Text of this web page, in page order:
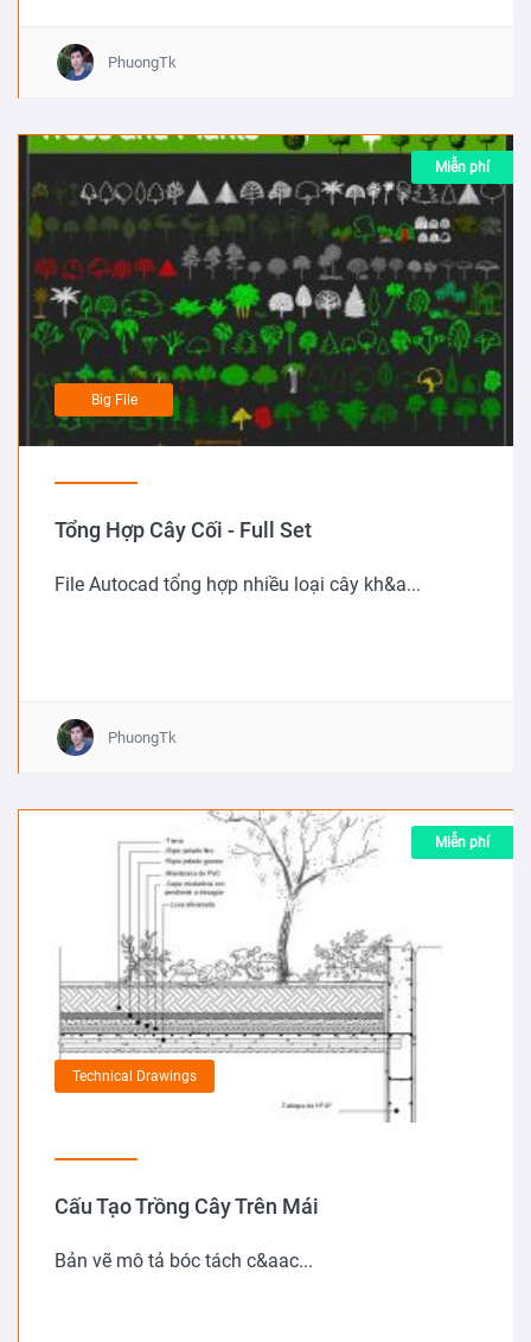
PhuongTk
Big File
Miễn phí
Tổng Hợp Cây Cối - Full Set
File Autocad tổng hợp nhiều loại cây kh&a...
PhuongTk
Technical Drawings
Miễn phí
Cấu Tạo Trồng Cây Trên Mái
Bản vẽ mô tả bóc tách c&aac...